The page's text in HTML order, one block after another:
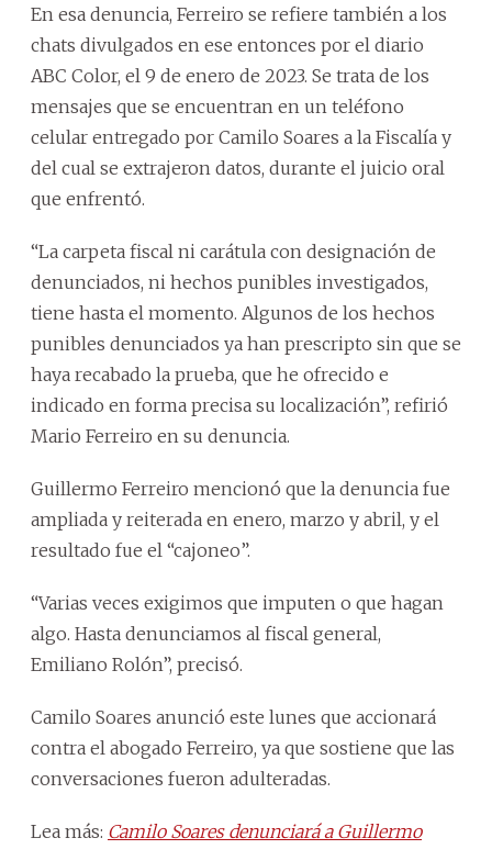
En esa denuncia, Ferreiro se refiere también a los
chats divulgados en ese entonces por el diario
ABC Color, el 9 de enero de 2023. Se trata de los
mensajes que se encuentran en un teléfono
celular entregado por Camilo Soares a la Fiscalía y
del cual se extrajeron datos, durante el juicio oral
que enfrentó.
“La carpeta fiscal ni carátula con designación de
denunciados, ni hechos punibles investigados,
tiene hasta el momento. Algunos de los hechos
punibles denunciados ya han prescripto sin que se
haya recabado la prueba, que he ofrecido e
indicado en forma precisa su localización”, refirió
Mario Ferreiro en su denuncia.
Guillermo Ferreiro mencionó que la denuncia fue
ampliada y reiterada en enero, marzo y abril, y el
resultado fue el “cajoneo”.
“Varias veces exigimos que imputen o que hagan
algo. Hasta denunciamos al fiscal general,
Emiliano Rolón”, precisó.
Camilo Soares anunció este lunes que accionará
contra el abogado Ferreiro, ya que sostiene que las
conversaciones fueron adulteradas.
Lea más: Camilo Soares denunciará a Guillermo